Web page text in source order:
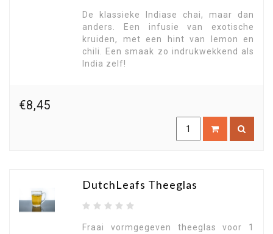
De klassieke Indiase chai, maar dan
anders. Een infusie van exotische
kruiden, met een hint van lemon en
chili. Een smaak zo indrukwekkend als
India zelf!
€8,45
DutchLeafs Theeglas
Fraai vormgegeven theeglas voor 1